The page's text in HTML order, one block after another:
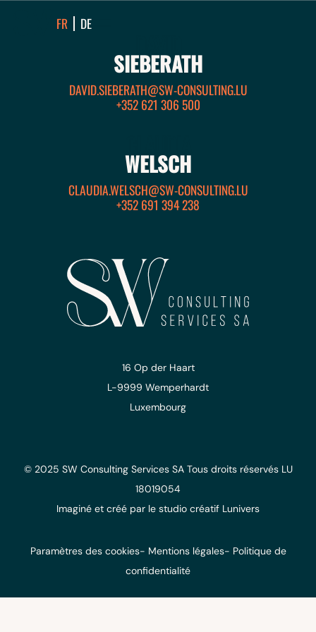
FR DE
SIEBERATH
DAVID.SIEBERATH@SW-CONSULTING.LU
+352 621 306 500
WELSCH
CLAUDIA.WELSCH@SW-CONSULTING.LU
+352 691 394 238
16 Op der Haart
L-9999 Wemperhardt
Luxembourg
© 2025 SW Consulting Services SA Tous droits réservésLU
18019054
Imaginé et créé par le studio créatif Lunivers
Paramètres des cookies Mentions légales
Politique de
confidentialité